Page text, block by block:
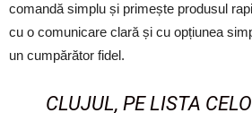
comandă simplu și primește produsul
cu o comunicare clară și cu opțiunea
un cumpărător fidel.
CLUJUL, PE LISTA